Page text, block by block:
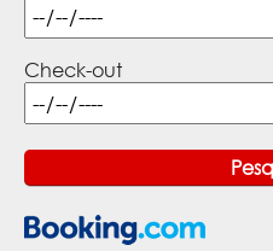
Check-out